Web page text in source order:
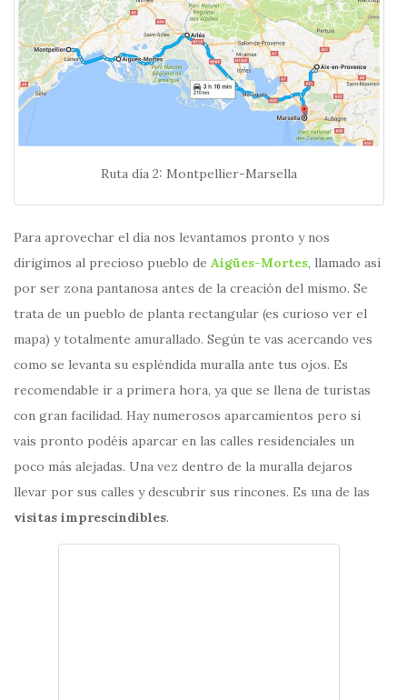
Ruta día 2: Montpellier-Marsella
Para aprovechar el día nos levantamos pronto y nos
dirigimos al precioso pueblo de Aigües-Mortes, llamado así
por ser zona pantanosa antes de la creación del mismo. Se
trata de un pueblo de planta rectangular (es curioso ver el
mapa) y totalmente amurallado. Según te vas acercando ves
como se levanta su espléndida muralla ante tus ojos. Es
recomendable ir a primera hora, ya que se llena de turistas
con gran facilidad. Hay numerosos aparcamientos pero si
vais pronto podéis aparcar en las calles residenciales un
poco más alejadas. Una vez dentro de la muralla dejaros
llevar por sus calles y descubrir sus rincones. Es una de las
visitas imprescindibles.